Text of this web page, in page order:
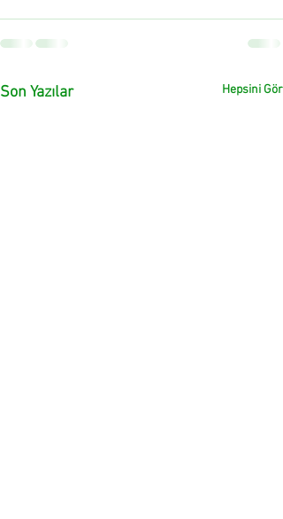
Son Yazılar Hepsini Gör